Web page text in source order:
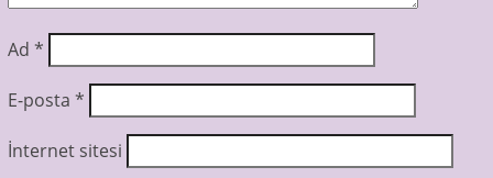
Ad *
E-posta *
İnternet sitesi